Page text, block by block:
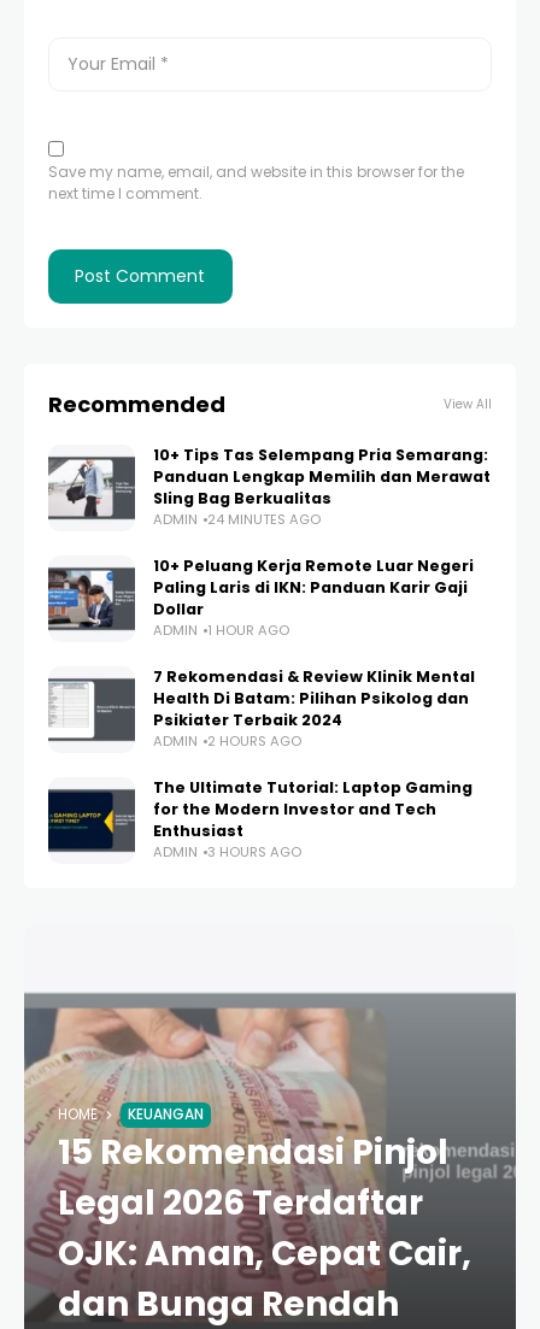
Save my name, email, and website in this browser for the
next time I comment.
Recommended View All
10+ Tips Tas Selempang Pria Semarang:
Panduan Lengkap Memilih dan Merawat
Sling Bag Berkualitas
ADMIN 24 MINUTES AGO
10+ Peluang Kerja Remote Luar Negeri
Paling Laris di IKN: Panduan Karir Gaji
Dollar
ADMIN 1 HOUR AGO
7 Rekomendasi & Review Klinik Mental
Health Di Batam: Pilihan Psikolog dan
Psikiater Terbaik 2024
ADMIN 2 HOURS AGO
The Ultimate Tutorial: Laptop Gaming
for the Modern Investor and Tech
Enthusiast
ADMIN 3 HOURS AGO
HOME KEUANGAN
15 Rekomendasi Pinjol
Legal 2026 Terdaftar
OJK: Aman, Cepat Cair,
dan Bunga Rendah